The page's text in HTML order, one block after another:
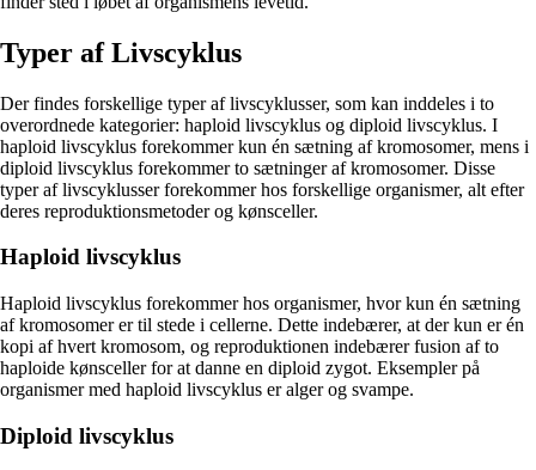
Typer af Livscyklus
Der findes forskellige typer af livscyklusser, som kan inddeles i to
overordnede kategorier: haploid livscyklus og diploid livscyklus. I
haploid livscyklus forekommer kun én sætning af kromosomer, mens i
diploid livscyklus forekommer to sætninger af kromosomer. Disse
typer af livscyklusser forekommer hos forskellige organismer, alt efter
deres reproduktionsmetoder og kønsceller.
Haploid livscyklus
Haploid livscyklus forekommer hos organismer, hvor kun én sætning
af kromosomer er til stede i cellerne. Dette indebærer, at der kun er én
kopi af hvert kromosom, og reproduktionen indebærer fusion af to
haploide kønsceller for at danne en diploid zygot. Eksempler på
organismer med haploid livscyklus er alger og svampe.
Diploid livscyklus